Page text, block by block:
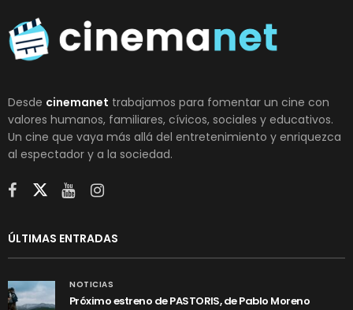
Desde cinemanet trabajamos para fomentar un cine con
valores humanos, familiares, cívicos, sociales y educativos.
Un cine que vaya más allá del entretenimiento y enriquezca
al espectador y a la sociedad.
ÚLTIMAS ENTRADAS
NOTICIAS
Próximo estreno de PASTORIS, de Pablo Moreno